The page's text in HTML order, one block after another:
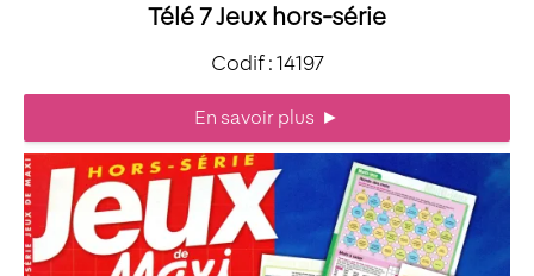
Télé 7 Jeux hors-série
Codif : 14197
En savoir plus ►